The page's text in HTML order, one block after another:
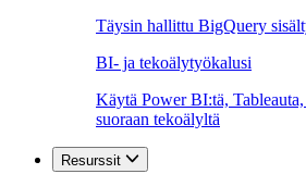
Täysin hallittu BigQuery
BI- ja tekoälytyökalusi
Käytä Power BI:tä,
suoraan tekoälyltä
Resurssit